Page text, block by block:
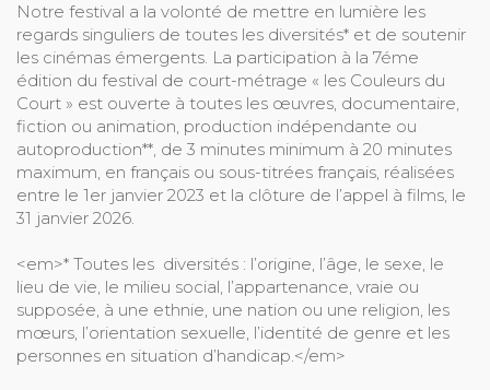
Notre festival a la volonté de mettre en lumière les
regards singuliers de toutes les diversités* et de soutenir
les cinémas émergents. La participation à la 7éme
édition du festival de court-métrage « les Couleurs du
Court » est ouverte à toutes les œuvres, documentaire,
fiction ou animation, production indépendante ou
autoproduction**, de 3 minutes minimum à 20 minutes
maximum, en français ou sous-titrées français, réalisées
entre le 1er janvier 2023 et la clôture de l’appel à films, le
31 janvier 2026.
<em>* Toutes les diversités : l’origine, l’âge, le sexe, le
lieu de vie, le milieu social, l’appartenance, vraie ou
supposée, à une ethnie, une nation ou une religion, les
mœurs, l’orientation sexuelle, l’identité de genre et les
personnes en situation d’handicap.</em>